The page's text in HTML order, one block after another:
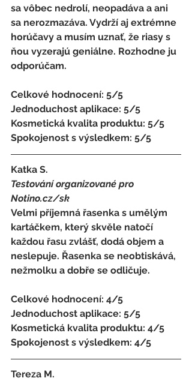
sa vôbec nedrolí, neopadáva a ani
sa nerozmazáva. Vydrží aj extrémne
horúčavy a musím uznať, že riasy s
ňou vyzerajú geniálne. Rozhodne ju
odporúčam.
Celkové hodnocení: 5/5
Jednoduchost aplikace: 5/5
Kosmetická kvalita produktu: 5/5
Spokojenost s výsledkem: 5/5
Katka S.
Testování organizované pro
Notino.cz/sk
Velmi příjemná řasenka s umělým
kartáčkem, který skvěle natočí
každou řasu zvlášť, dodá objem a
neslepuje. Řasenka se neobtiskává,
nežmolku a dobře se odličuje.
Celkové hodnocení: 4/5
Jednoduchost aplikace: 5/5
Kosmetická kvalita produktu: 4/5
Spokojenost s výsledkem: 4/5
Tereza M.